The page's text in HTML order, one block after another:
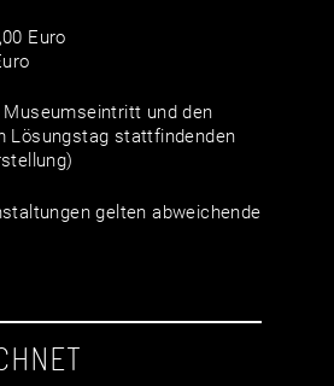
Euro
und den
Lösungstag stattfindenden
gelten abweichende